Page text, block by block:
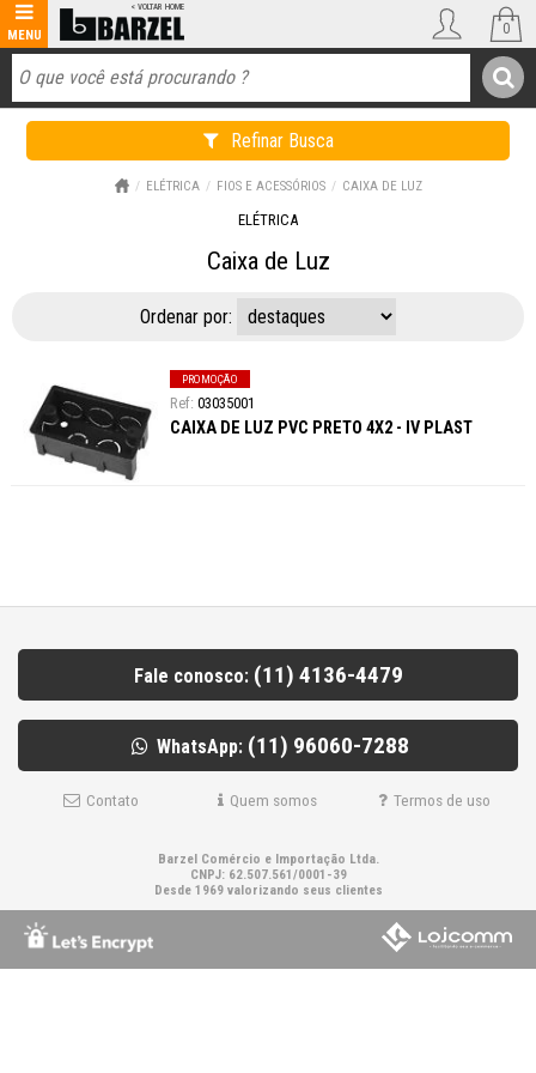
Refinar Busca
0
ELÉTRICA FIOS E ACESSÓRIOS CAIXA DE LUZ
ELÉTRICA
Caixa de Luz
Ordenar por:
PROMOÇÃO
03035001
CAIXA DE LUZ PVC PRETO 4X2 - IV PLAST
Fale conosco: (11) 4136-4479
WhatsApp: (11) 96060-7288
Contato Quem somos Termos de uso
Barzel Comércio e Importação Ltda.
CNPJ: 62.507.561/0001-39
Desde 1969 valorizando seus clientes